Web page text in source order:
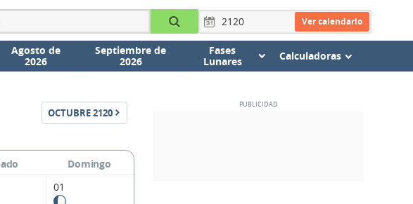
Ver calendario
Agosto de
2026
Septiembre de
2026
Fases
Lunares
Calculadoras
OCTUBRE2120
Domingo
01